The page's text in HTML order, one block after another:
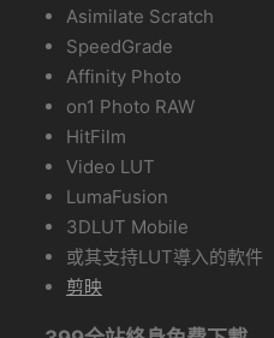
Asimilate Scratch
SpeedGrade
Affinity Photo
on1 Photo RAW
HitFilm
Video LUT
LumaFusion
3DLUT Mobile
或其支持LUT導入的軟件
剪映